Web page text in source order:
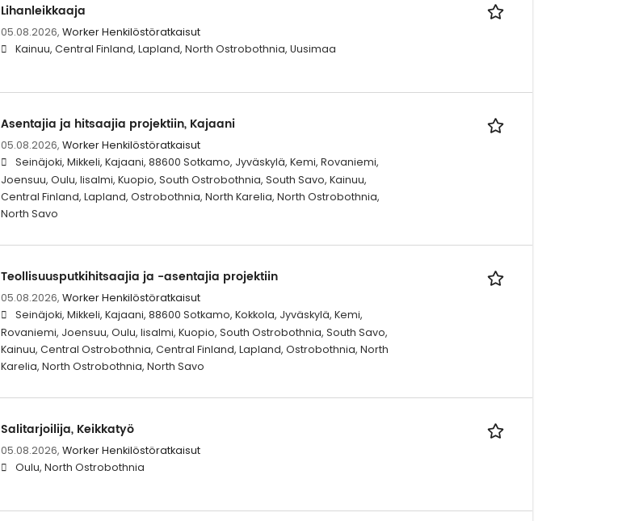
Lihanleikkaaja
05.08.2026, Worker Henkilöstöratkaisut
Kainuu, Central Finland, Lapland, North Ostrobothnia, Uusimaa
Asentajia ja hitsaajia projektiin, Kajaani
05.08.2026, Worker Henkilöstöratkaisut
Seinäjoki, Mikkeli, Kajaani, 88600 Sotkamo, Jyväskylä, Kemi, Rovaniemi,
Joensuu, Oulu, Iisalmi, Kuopio, South Ostrobothnia, South Savo, Kainuu,
Central Finland, Lapland, Ostrobothnia, North Karelia, North Ostrobothnia,
North Savo
Teollisuusputkihitsaajia ja -asentajia projektiin
05.08.2026, Worker Henkilöstöratkaisut
Seinäjoki, Mikkeli, Kajaani, 88600 Sotkamo, Kokkola, Jyväskylä, Kemi,
Rovaniemi, Joensuu, Oulu, Iisalmi, Kuopio, South Ostrobothnia, South Savo,
Kainuu, Central Ostrobothnia, Central Finland, Lapland, Ostrobothnia, North
Karelia, North Ostrobothnia, North Savo
Salitarjoilija, Keikkatyö
05.08.2026, Worker Henkilöstöratkaisut
Oulu, North Ostrobothnia